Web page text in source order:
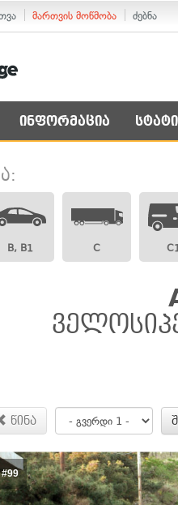
მართვის მოწმობა ძებნა
ინფორმაცია
B, B1 C
წინა
#99